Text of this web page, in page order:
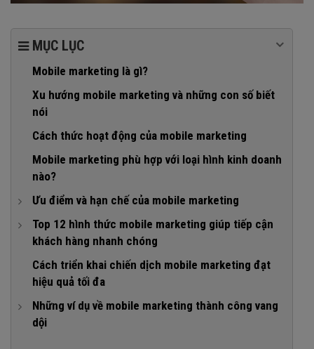
MỤC LỤC
Mobile marketing là gì?
Xu hướng mobile marketing và những con số biết
nói
Cách thức hoạt động của mobile marketing
Mobile marketing phù hợp với loại hình kinh doanh
nào?
Ưu điểm và hạn chế của mobile marketing
1. Ưu điểm của mobile marketing
2. Hạn chế của mobile marketing
Top 12 hình thức mobile marketing giúp tiếp cận
khách hàng nhanh chóng
1. SMS Marketing
2. PSMS (Dịch vụ tin nhắn ngắn đặc biệt)
3. In game mobile marketing (Quảng cáo trong trò chơi
mobile)
Cách triển khai chiến dịch mobile marketing đạt
hiệu quả tối đa
Những ví dụ về mobile marketing thành công vang
dội